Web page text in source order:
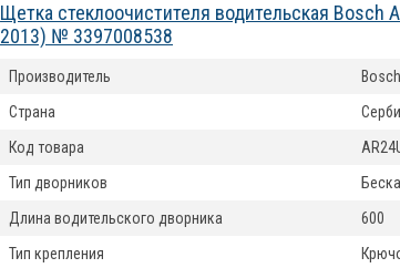
Щетка стеклоочистителя водительская
2013) № 3397008538
Производитель
Bosch
Страна
Код товара
Тип дворников
Длина водительского дворника
600
Тип крепления